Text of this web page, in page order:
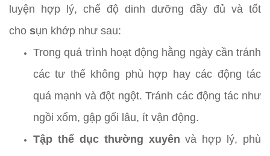
luyện hợp lý, chế độ dinh dưỡng đầy đủ và tốt
cho sụn khớp như sau:
Trong quá trình hoạt động hằng ngày cần tránh
các tư thế không phù hợp hay các động tác
quá mạnh và đột ngột. Tránh các động tác như
ngồi xổm, gập gối lâu, ít vận động.
Tập thể dục thường xuyên và hợp lý, phù